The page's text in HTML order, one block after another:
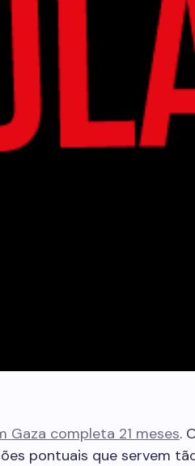
Gaza completa 21 meses.
pontuais que servem